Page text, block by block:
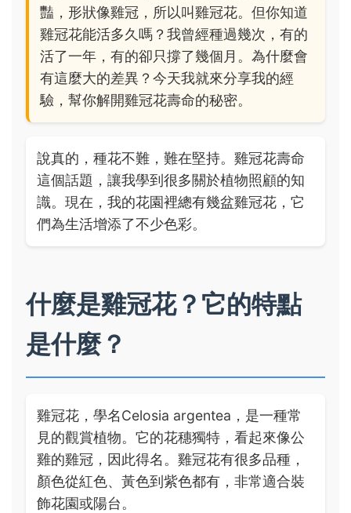
豔，形狀像雞冠，所以叫雞冠花。但你知道
雞冠花能活多久嗎？我曾經種過幾次，有的
活了一年，有的卻只撐了幾個月。為什麼會
有這麼大的差異？今天我就來分享我的經
驗，幫你解開雞冠花壽命的秘密。
說真的，種花不難，難在堅持。雞冠花壽命
這個話題，讓我學到很多關於植物照顧的知
識。現在，我的花園裡總有幾盆雞冠花，它
們為生活增添了不少色彩。
什麼是雞冠花？它的特點
是什麼？
雞冠花，學名Celosia argentea，是一種常
見的觀賞植物。它的花穗獨特，看起來像公
雞的雞冠，因此得名。雞冠花有很多品種，
顏色從紅色、黃色到紫色都有，非常適合裝
飾花園或陽台。